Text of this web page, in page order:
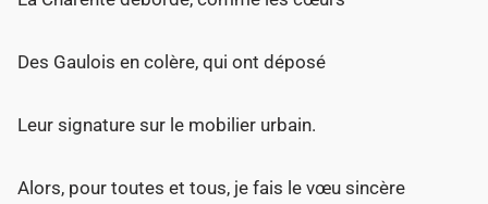
Des Gaulois en colère, qui ont déposé
Leur signature sur le mobilier urbain.
Alors, pour toutes et tous, je fais le vœu sincère